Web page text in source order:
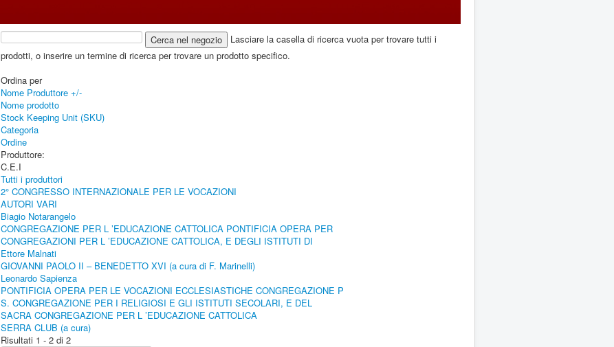
Lasciare la casella di ricerca vuota per trovare tutti i
prodotti, o inserire un termine di ricerca per trovare un prodotto specifico.
Ordina per
Nome Produttore +/-
Nome prodotto
Stock Keeping Unit (SKU)
Categoria
Ordine
Produttore:
C.E.I
Tutti i produttori
2° CONGRESSO INTERNAZIONALE PER LE VOCAZIONI
AUTORI VARI
Biagio Notarangelo
CONGREGAZIONE PER L ’EDUCAZIONE CATTOLICA PONTIFICIA OPERA PER
CONGREGAZIONI PER L ’EDUCAZIONE CATTOLICA, E DEGLI ISTITUTI DI
Ettore Malnati
GIOVANNI PAOLO II – BENEDETTO XVI (a cura di F. Marinelli)
Leonardo Sapienza
PONTIFICIA OPERA PER LE VOCAZIONI ECCLESIASTICHE CONGREGAZIONE P
S. CONGREGAZIONE PER I RELIGIOSI E GLI ISTITUTI SECOLARI, E DEL
SACRA CONGREGAZIONE PER L ’EDUCAZIONE CATTOLICA
SERRA CLUB (a cura)
Risultati 1 - 2 di 2